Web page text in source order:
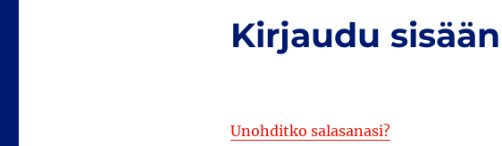
Kirjaudu sisään
Unohditko salasanasi?